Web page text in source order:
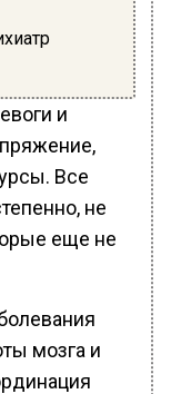
и
Все
не
еще не
мозга и